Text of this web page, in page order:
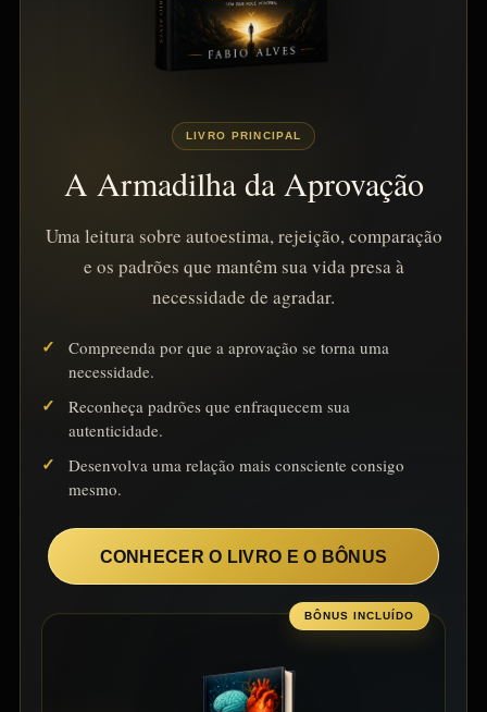
LIVRO PRINCIPAL
A Armadilha da Aprovação
Uma leitura sobre autoestima, rejeição, comparação
e os padrões que mantêm sua vida presa à
necessidade de agradar.
Compreenda por que a aprovação se torna uma
necessidade.
Reconheça padrões que enfraquecem sua
autenticidade.
Desenvolva uma relação mais consciente consigo
mesmo.
CONHECER O LIVRO E O BÔNUS
BÔNUS INCLUÍDO